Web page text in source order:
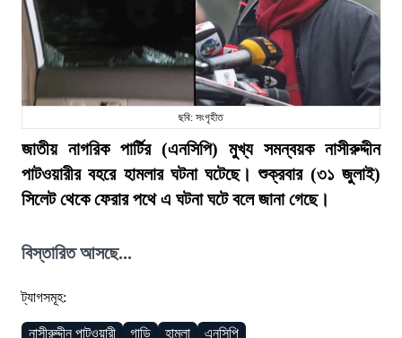
ছবি: সংগৃহীত
জাতীয় নাগরিক পার্টির (এনসিপি) মুখ্য সমন্বয়ক নাসীরুদ্দীন
পাটওয়ারীর বহরে হামলার ঘটনা ঘটেছে। শুক্রবার (৩১ জুলাই)
সিলেট থেকে ফেরার পথে এ ঘটনা ঘটে বলে জানা গেছে।
বিস্তারিত আসছে...
ট্যাগসমূহ:
নাসীরুদ্দীন পাটওয়ারী গাড়ি হামলা এনসিপি